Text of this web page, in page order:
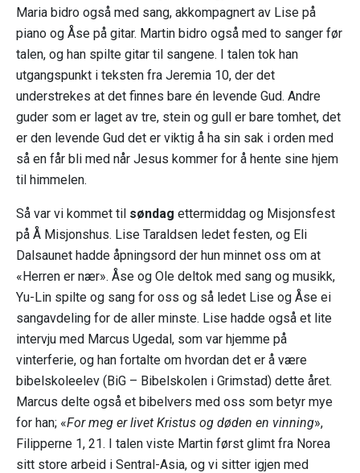
Maria bidro også med sang, akkompagnert av Lise på
piano og Åse på gitar. Martin bidro også med to sanger før
talen, og han spilte gitar til sangene. I talen tok han
utgangspunkt i teksten fra Jeremia 10, der det
understrekes at det finnes bare én levende Gud. Andre
guder som er laget av tre, stein og gull er bare tomhet, det
er den levende Gud det er viktig å ha sin sak i orden med
så en får bli med når Jesus kommer for å hente sine hjem
til himmelen.
Så var vi kommet til søndag ettermiddag og Misjonsfest
på Å Misjonshus. Lise Taraldsen ledet festen, og Eli
Dalsaunet hadde åpningsord der hun minnet oss om at
«Herren er nær». Åse og Ole deltok med sang og musikk,
Yu-Lin spilte og sang for oss og så ledet Lise og Åse ei
sangavdeling for de aller minste. Lise hadde også et lite
intervju med Marcus Ugedal, som var hjemme på
vinterferie, og han fortalte om hvordan det er å være
bibelskoleelev (BiG – Bibelskolen i Grimstad) dette året.
Marcus delte også et bibelvers med oss som betyr mye
for han; «For meg er livet Kristus og døden en vinning»,
Filipperne 1, 21. I talen viste Martin først glimt fra Norea
sitt store arbeid i Sentral-Asia, og vi sitter igjen med